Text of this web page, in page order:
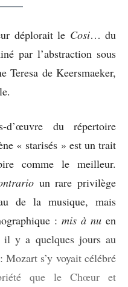
déplorait le Cosi… du
par l’abstraction sous
Teresa de Keersmaeker,
d’œuvre du répertoire
« starisés » est un trait
comme le meilleur.
un rare privilège
de la musique, mais
:mis à nu en
il y a quelques jours au
Mozart s’y voyait célébré
que le Chœur et